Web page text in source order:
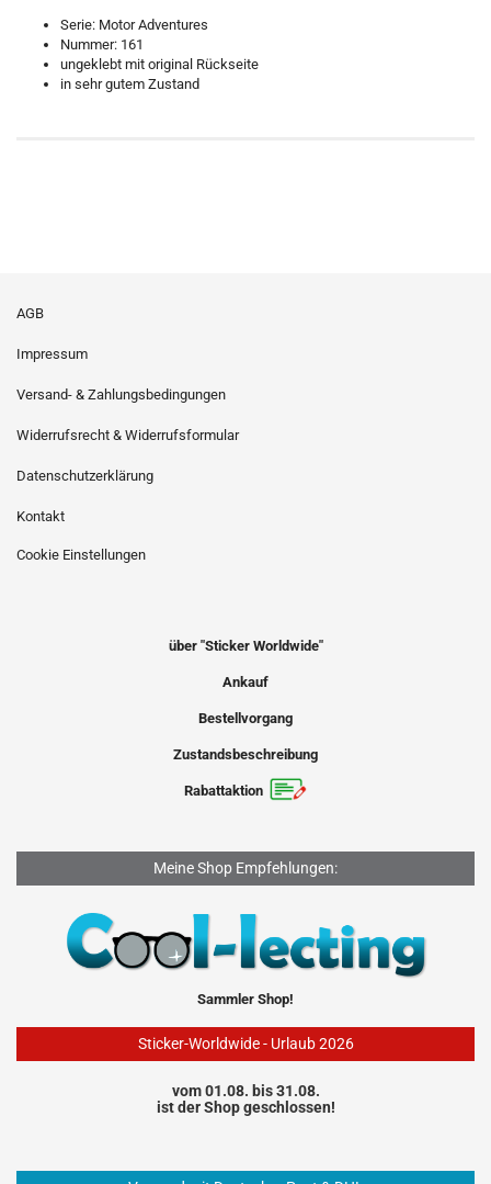
Serie: Motor Adventures
Nummer: 161
ungeklebt mit original Rückseite
in sehr gutem Zustand
AGB
Impressum
Versand- & Zahlungsbedingungen
Widerrufsrecht & Widerrufsformular
Datenschutzerklärung
Kontakt
Cookie Einstellungen
über "Sticker Worldwide"
Ankauf
Bestellvorgang
Zustandsbeschreibung
Rabattaktion
Meine Shop Empfehlungen:
Sammler Shop!
Sticker-Worldwide - Urlaub 2026
vom 01.08. bis 31.08.
ist der Shop geschlossen!